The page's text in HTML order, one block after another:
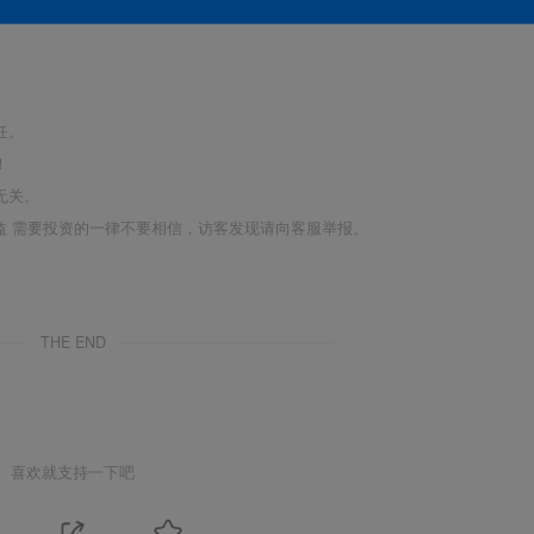
。
要投资的一律不要相信，访客发现请向客服举报。
THE END
喜欢就支持一下吧